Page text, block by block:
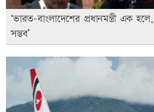
‘ভারত-বাংলাদেশের প্রধানমন্ত্রী এক
সম্ভব’